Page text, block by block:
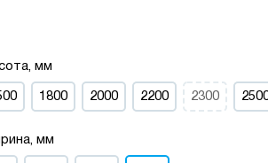
мм
1800 2000 2200 2300
мм